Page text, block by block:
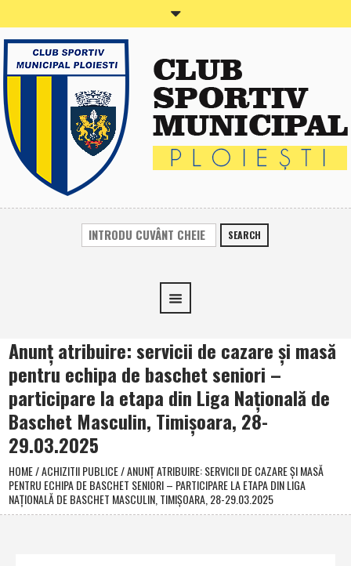
SEARCH
Anunţ atribuire: servicii de cazare şi masă
pentru echipa de baschet seniori –
participare la etapa din Liga Naţională de
Baschet Masculin, Timişoara, 28-
29.03.2025
HOME/ACHIZITII PUBLICE/ANUNŢ ATRIBUIRE: SERVICII DE CAZARE ŞI MASĂ
PENTRU ECHIPA DE BASCHET SENIORI – PARTICIPARE LA ETAPA DIN LIGA
NAŢIONALĂ DE BASCHET MASCULIN, TIMIŞOARA, 28-29.03.2025